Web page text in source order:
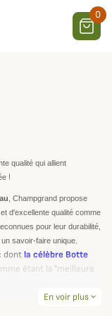
0
qualité qui allient
!
, Champgrand propose
d'excellente qualité comme
pour leur durabilité,
savoir-faire unique.
dontla célèbre Botte
étant la "meilleure
Dubarry
En voir plus expand_more